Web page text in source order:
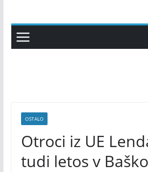
content
OSTALO
Otroci iz UE
tudi letos v Baško